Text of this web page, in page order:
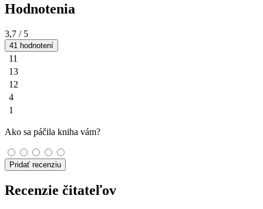
Hodnotenia
3,7 / 5
41 hodnotení
11
13
12
4
1
Ako sa páčila kniha vám?
Pridať recenziu
Recenzie čitateľov